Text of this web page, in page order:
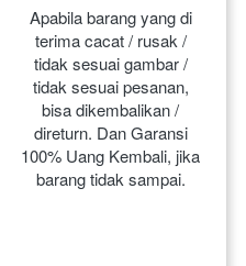
Apabila barang yang di
terima cacat / rusak /
tidak sesuai gambar /
tidak sesuai pesanan,
bisa dikembalikan /
direturn. Dan Garansi
100% Uang Kembali, jika
barang tidak sampai.